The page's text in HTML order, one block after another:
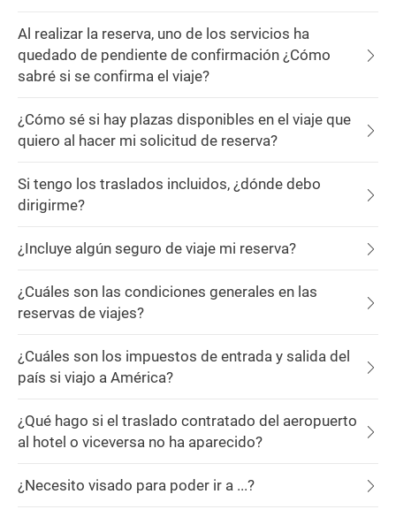
Al realizar la reserva, uno de los servicios ha
quedado de pendiente de confirmación ¿Cómo
sabré si se confirma el viaje?
¿Cómo sé si hay plazas disponibles en el viaje que
quiero al hacer mi solicitud de reserva?
Si tengo los traslados incluidos, ¿dónde debo
dirigirme?
¿Incluye algún seguro de viaje mi reserva?
¿Cuáles son las condiciones generales en las
reservas de viajes?
¿Cuáles son los impuestos de entrada y salida del
país si viajo a América?
¿Qué hago si el traslado contratado del aeropuerto
al hotel o viceversa no ha aparecido?
¿Necesito visado para poder ir a ...?